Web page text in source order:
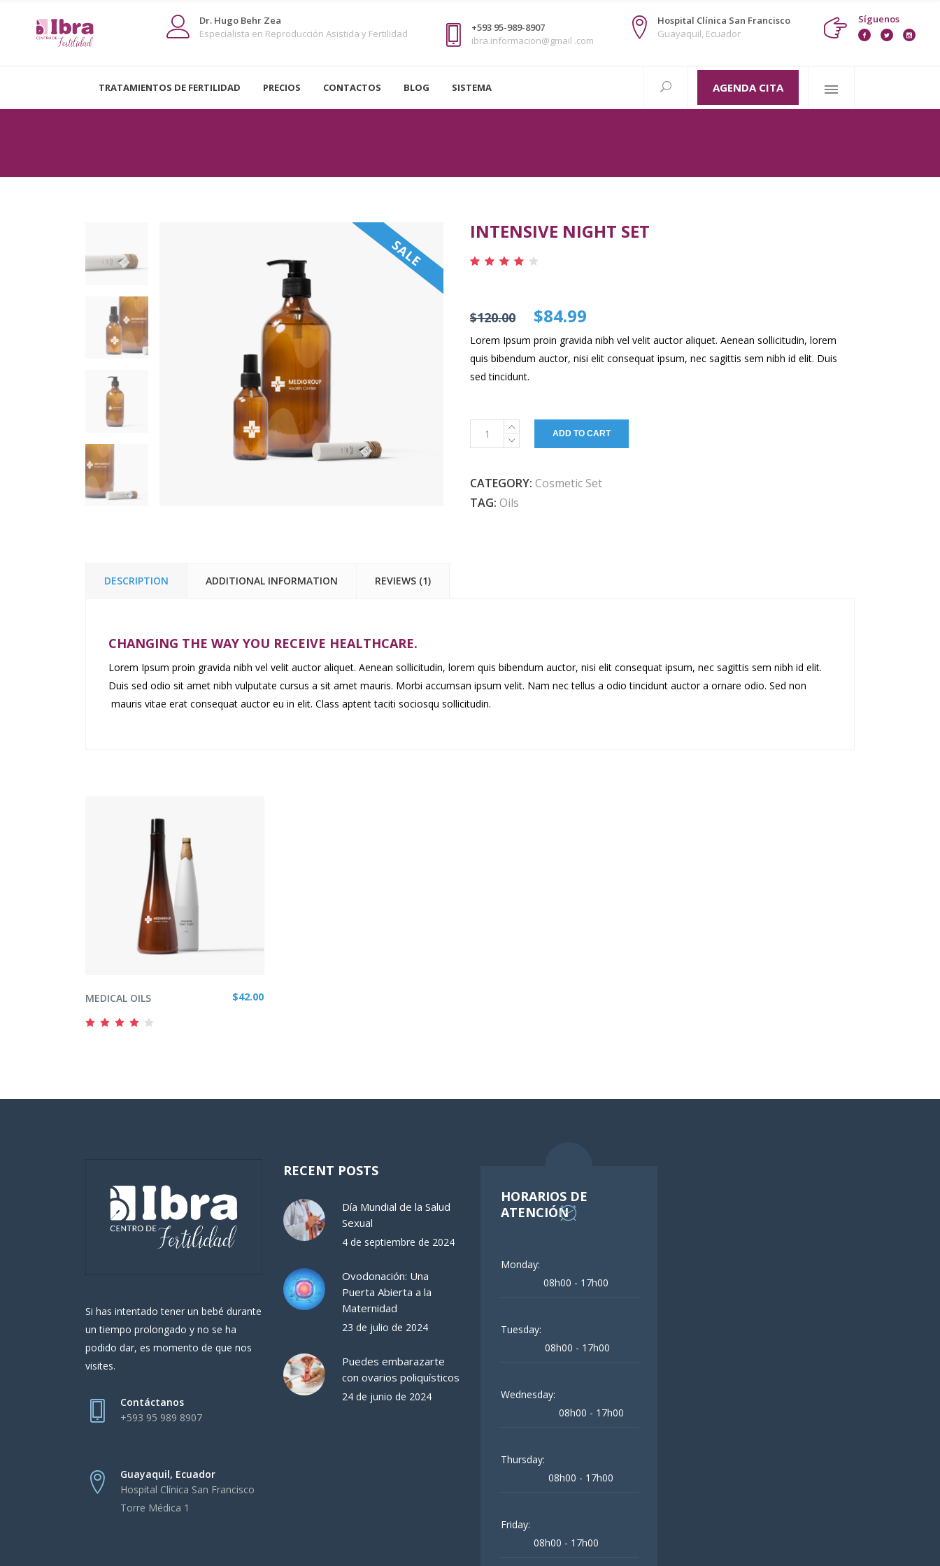
Dr. Hugo Behr Zea
Especialista en Reproducción Asistida y Fertilidad
+593 95-989-8907
ibra.informacion@gmail .com
Hospital Clínica San Francisco
Guayaquil, Ecuador
Síguenos
TRATAMIENTOS DE FERTILIDAD PRECIOS CONTACTOS BLOG SISTEMA AGENDA CITA
SALE
INTENSIVE NIGHT SET
on
customer
$120.00 $84.99
Lorem Ipsum proin gravida nibh vel velit auctor aliquet. Aenean sollicitudin, lorem
quis bibendum auctor, nisi elit consequat ipsum, nec sagittis sem nibh id elit. Duis
sed tincidunt.
Intensive
Night
quantity
ADD TO CART
CATEGORY: Cosmetic Set
TAG: Oils
DESCRIPTION ADDITIONAL INFORMATION REVIEWS (1)
CHANGING THE WAY YOU RECEIVE HEALTHCARE.
Lorem Ipsum proin gravida nibh vel velit auctor aliquet. Aenean sollicitudin, lorem quis bibendum auctor, nisi elit consequat ipsum, nec sagittis sem nibh id elit.
Duis sed odio sit amet nibh vulputate cursus a sit amet mauris. Morbi accumsan ipsum velit. Nam nec tellus a odio tincidunt auctor a ornare odio. Sed non
mauris vitae erat consequat auctor eu in elit. Class aptent taciti sociosqu sollicitudin.
ADD TO CART
MEDICAL OILS $42.00
Si has intentado tener un bebé durante
un tiempo prolongado y no se ha
podido dar, es momento de que nos
visites.
Contáctanos
+593 95 989 8907
Guayaquil, Ecuador
Hospital Clínica San Francisco
Torre Médica 1
RECENT POSTS
Día Mundial de la Salud
Sexual
4 de septiembre de 2024
Ovodonación: Una
Puerta Abierta a la
Maternidad
23 de julio de 2024
Puedes embarazarte
con ovarios poliquísticos
24 de junio de 2024
HORARIOS DE
ATENCIÓN
Monday:
08h00 - 17h00
Tuesday:
08h00 - 17h00
Wednesday:
08h00 - 17h00
Thursday:
08h00 - 17h00
Friday:
08h00 - 17h00